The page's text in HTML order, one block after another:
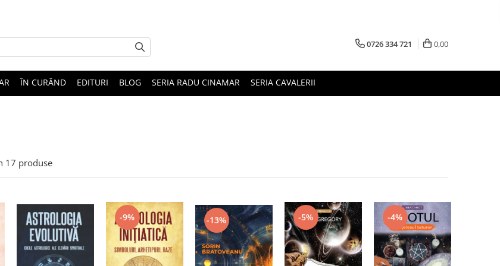
0726 334 721 0,00
ÎN CURÂND EDITURI BLOG SERIA RADU CINAMAR SERIA CAVALERII
17 produse
-9% -13% -5% -4%